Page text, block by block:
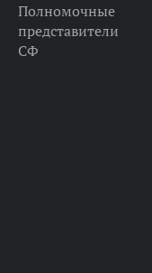
Полномочные
представители
СФ